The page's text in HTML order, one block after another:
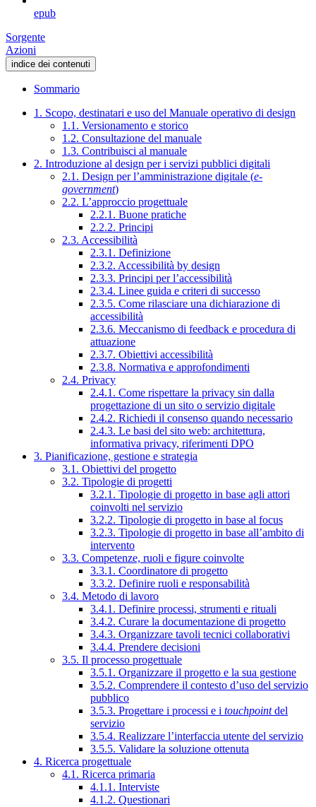
epub
Sorgente
Azioni
indice dei contenuti
Sommario
1. Scopo, destinatari e uso del Manuale operativo di design
1.1. Versionamento e storico
1.2. Consultazione del manuale
1.3. Contribuisci al manuale
2. Introduzione al design per i servizi pubblici digitali
2.1. Design per l’amministrazione digitale (e-
government)
2.2. L’approccio progettuale
2.2.1. Buone pratiche
2.2.2. Principi
2.3. Accessibilità
2.3.1. Definizione
2.3.2. Accessibilità by design
2.3.3. Principi per l’accessibilità
2.3.4. Linee guida e criteri di successo
2.3.5. Come rilasciare una dichiarazione di
accessibilità
2.3.6. Meccanismo di feedback e procedura di
attuazione
2.3.7. Obiettivi accessibilità
2.3.8. Normativa e approfondimenti
2.4. Privacy
2.4.1. Come rispettare la privacy sin dalla
progettazione di un sito o servizio digitale
2.4.2. Richiedi il consenso quando necessario
2.4.3. Le basi del sito web: architettura,
informativa privacy, riferimenti DPO
3. Pianificazione, gestione e strategia
3.1. Obiettivi del progetto
3.2. Tipologie di progetti
3.2.1. Tipologie di progetto in base agli attori
coinvolti nel servizio
3.2.2. Tipologie di progetto in base al focus
3.2.3. Tipologie di progetto in base all’ambito di
intervento
3.3. Competenze, ruoli e figure coinvolte
3.3.1. Coordinatore di progetto
3.3.2. Definire ruoli e responsabilità
3.4. Metodo di lavoro
3.4.1. Definire processi, strumenti e rituali
3.4.2. Curare la documentazione di progetto
3.4.3. Organizzare tavoli tecnici collaborativi
3.4.4. Prendere decisioni
3.5. Il processo progettuale
3.5.1. Organizzare il progetto e la sua gestione
3.5.2. Comprendere il contesto d’uso del servizio
pubblico
3.5.3. Progettare i processi e i touchpointdel
servizio
3.5.4. Realizzare l’interfaccia utente del servizio
3.5.5. Validare la soluzione ottenuta
4. Ricerca progettuale
4.1. Ricerca primaria
4.1.1. Interviste
4.1.2. Questionari